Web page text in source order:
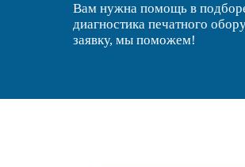
Вам нужна помощь в
диагностика печатного
заявку, мы поможем!